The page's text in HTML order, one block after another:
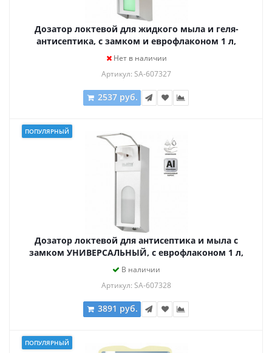
Дозатор локтевой для жидкого мыла и геля-
антисептика, с замком и еврофлаконом 1 л,
LAIMA, металлический, 607327, X-CL267
Нет в наличии
Артикул: SA-607327
2537 руб.
ПОПУЛЯРНЫЙ
Дозатор локтевой для антисептика и мыла с
замком УНИВЕРСАЛЬНЫЙ, с еврофлаконом 1 л,
LAIMA, металлический, 607328, X-CL268
В наличии
Артикул: SA-607328
3891 руб.
ПОПУЛЯРНЫЙ